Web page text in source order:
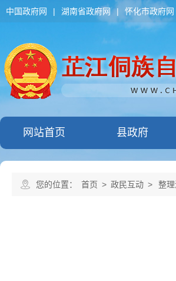
中国政府网 | 湖南省政府网 | 怀化市政府网
网站首页 县政府
您的位置： 首页 > 政民互动 > 整